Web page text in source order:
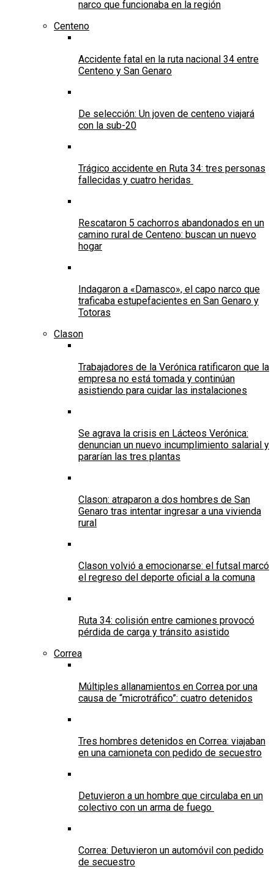
narco que funcionaba en la región
Centeno
Accidente fatal en la ruta nacional 34 entre
Centeno y San Genaro
De selección: Un joven de centeno viajará
con la sub-20
Trágico accidente en Ruta 34: tres personas
fallecidas y cuatro heridas
Rescataron 5 cachorros abandonados en un
camino rural de Centeno: buscan un nuevo
hogar
Indagaron a «Damasco», el capo narco que
traficaba estupefacientes en San Genaro y
Totoras
Clason
Trabajadores de la Verónica ratificaron que la
empresa no está tomada y continúan
asistiendo para cuidar las instalaciones
Se agrava la crisis en Lácteos Verónica:
denuncian un nuevo incumplimiento salarial y
pararían las tres plantas
Clason: atraparon a dos hombres de San
Genaro tras intentar ingresar a una vivienda
rural
Clason volvió a emocionarse: el futsal marcó
el regreso del deporte oficial a la comuna
Ruta 34: colisión entre camiones provocó
pérdida de carga y tránsito asistido
Correa
Múltiples allanamientos en Correa por una
causa de “microtráfico”: cuatro detenidos
Tres hombres detenidos en Correa: viajaban
en una camioneta con pedido de secuestro
Detuvieron a un hombre que circulaba en un
colectivo con un arma de fuego
Correa: Detuvieron un automóvil con pedido
de secuestro